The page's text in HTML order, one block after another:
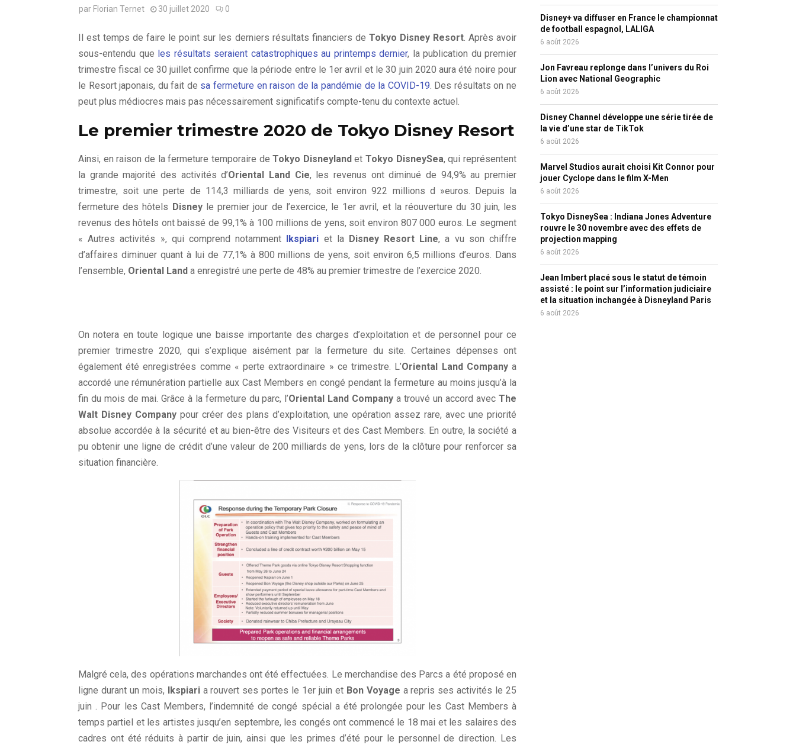
par Florian Ternet 30 juillet 2020 0
Il est temps de faire le point sur les derniers résultats financiers de Tokyo Disney Resort. Après avoir
sous-entendu que les résultats seraient catastrophiques au printemps dernier, la publication du premier
trimestre fiscal ce 30 juillet confirme que la période entre le 1er avril et le 30 juin 2020 aura été noire pour
le Resort japonais, du fait de sa fermeture en raison de la pandémie de la COVID-19 . Des résultats on ne
peut plus médiocres mais pas nécessairement significatifs compte-tenu du contexte actuel.
Le premier trimestre 2020 de Tokyo Disney Resort
Ainsi, en raison de la fermeture temporaire de Tokyo DisneylandetTokyo DisneySea, qui représentent
la grande majorité des activités d’Oriental Land Cie, les revenus ont diminué de 94,9% au premier
trimestre, soit une perte de 114,3 milliards de yens, soit environ 922 millions d »euros. Depuis la
fermeture des hôtels Disneyle premier jour de l’exercice, le 1er avril, et la réouverture du 30 juin, les
revenus des hôtels ont baissé de 99,1% à 100 millions de yens, soit environ 807 000 euros. Le segment
« Autres activités », qui comprend notamment Ikspiari et la Disney Resort Line, a vu son chiffre
d’affaires diminuer quant à lui de 77,1% à 800 millions de yens, soit environ 6,5 millions d’euros. Dans
l’ensemble, Oriental Land a enregistré une perte de 48% au premier trimestre de l’exercice 2020.
On notera en toute logique une baisse importante des charges d’exploitation et de personnel pour ce
premier trimestre 2020, qui s’explique aisément par la fermeture du site. Certaines dépenses ont
également été enregistrées comme « perte extraordinaire » ce trimestre. L’Oriental Land Companya
accordé une rémunération partielle aux Cast Members en congé pendant la fermeture au moins jusqu’à la
fin du mois de mai. Grâce à la fermeture du parc, l’Oriental Land Company a trouvé un accord avecThe
Walt Disney Company pour créer des plans d’exploitation, une opération assez rare, avec une priorité
absolue accordée à la sécurité et au bien-être des Visiteurs et des Cast Members. En outre, la société a
pu obtenir une ligne de crédit d’une valeur de 200 milliards de yens, lors de la clôture pour renforcer sa
situation financière.
Malgré cela, des opérations marchandes ont été effectuées. Le merchandise des Parcs a été proposé en
ligne durant un mois, Ikspiaria rouvert ses portes le 1er juin et Bon Voyage a repris ses activités le 25
juin . Pour les Cast Members, l’indemnité de congé spécial a été prolongée pour les Cast Members à
temps partiel et les artistes jusqu’en septembre, les congés ont commencé le 18 mai et les salaires des
cadres ont été réduits à partir de juin, ainsi que les primes d’été pour le personnel de direction. Les
Disney+ va diffuser en France le championnat
de football espagnol, LALIGA
6 août 2026
Jon Favreau replonge dans l’univers du Roi
Lion avec National Geographic
6 août 2026
Disney Channel développe une série tirée de
la vie d’une star de TikTok
6 août 2026
Marvel Studios aurait choisi Kit Connor pour
jouer Cyclope dans le film X-Men
6 août 2026
Tokyo DisneySea : Indiana Jones Adventure
rouvre le 30 novembre avec des effets de
projection mapping
6 août 2026
Jean Imbert placé sous le statut de témoin
assisté : le point sur l’information judiciaire
et la situation inchangée à Disneyland Paris
6 août 2026